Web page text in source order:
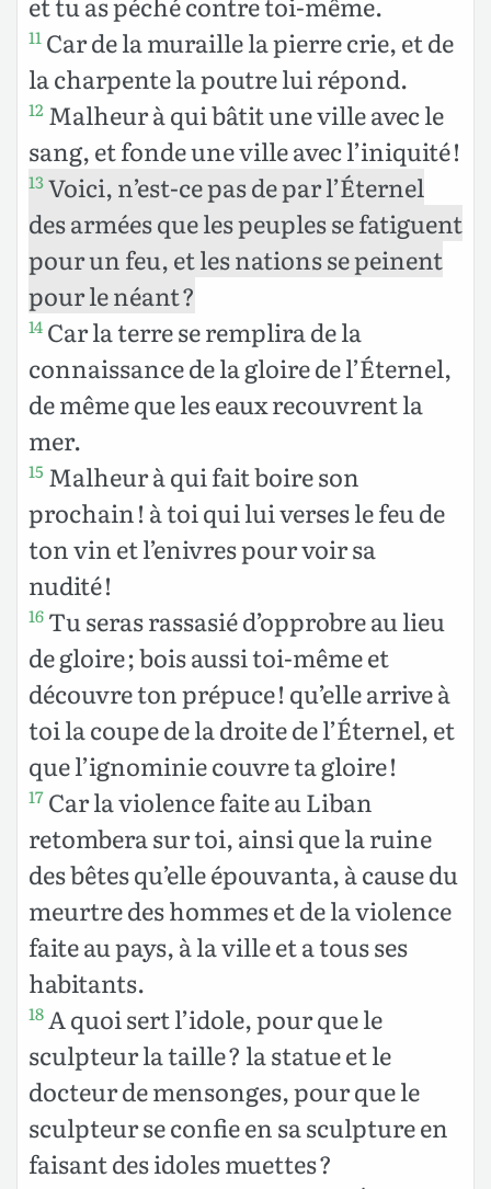
11 Car de la muraille la pierre crie, et de
la charpente la poutre lui répond.
12 Malheur à qui bâtit une ville avec le
sang, et fonde une ville avec l’iniquité !
13Voici, n’est-ce pas de par l’Éternel
des armées que les peuples se fatiguent
pour un feu, et les nations se peinent
pour le néant ?
14 Car la terre se remplira de la
connaissance de la gloire de l’Éternel,
de même que les eaux recouvrent la
mer.
15 Malheur à qui fait boire son
prochain ! à toi qui lui verses le feu de
ton vin et l’enivres pour voir sa
nudité !
16 Tu seras rassasié d’opprobre au lieu
de gloire ; bois aussi toi-même et
découvre ton prépuce ! qu’elle arrive à
toi la coupe de la droite de l’Éternel, et
que l’ignominie couvre ta gloire !
17 Car la violence faite au Liban
retombera sur toi, ainsi que la ruine
des bêtes qu’elle épouvanta, à cause du
meurtre des hommes et de la violence
faite au pays, à la ville et a tous ses
habitants.
18A quoi sert l’idole, pour que le
sculpteur la taille ? la statue et le
docteur de mensonges, pour que le
sculpteur se confie en sa sculpture en
faisant des idoles muettes ?